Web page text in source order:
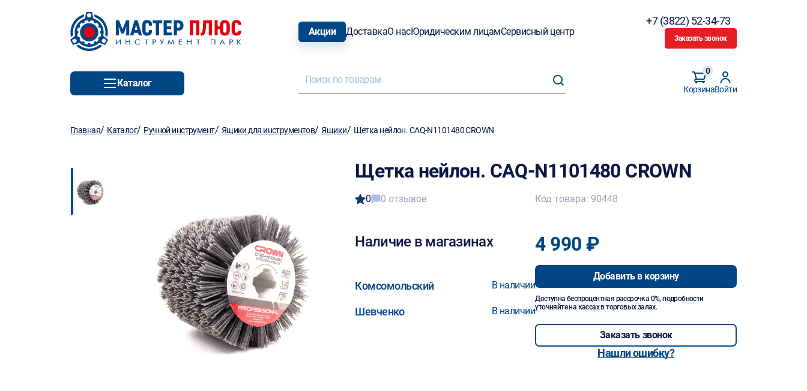
Акции ДоставкаО насЮридическим лицамСервисный центр
+7 (3822) 52-34-73
Заказать звонок
Каталог
Корзина
0
Войти
Главная/ Каталог/ Ручной инструмент/ Ящики для инструментов/Ящики/ Щетка нейлон. CAQ-N1101480 CROWN
Щетка нейлон. CAQ-N1101480 CROWN
0 0 отзывов
Наличие в магазинах
Комсомольский В наличии
Шевченко В наличии
Код товара: 90448
4 990 ₽
Добавить в корзину
Доступна беспроцентная рассрочка 0%, подробности
уточняйте на кассах в торговых залах.
Заказать звонок
Нашли ошибку?